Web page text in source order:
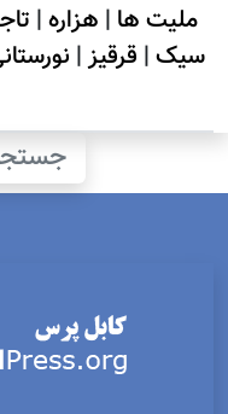
ملیت ها | هزاره|
سیک| قرقیز|